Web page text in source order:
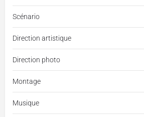
Scénario
Direction artistique
Direction photo
Montage
Musique